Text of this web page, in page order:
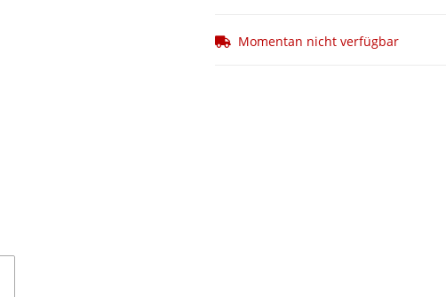
Momentan nicht verfügbar